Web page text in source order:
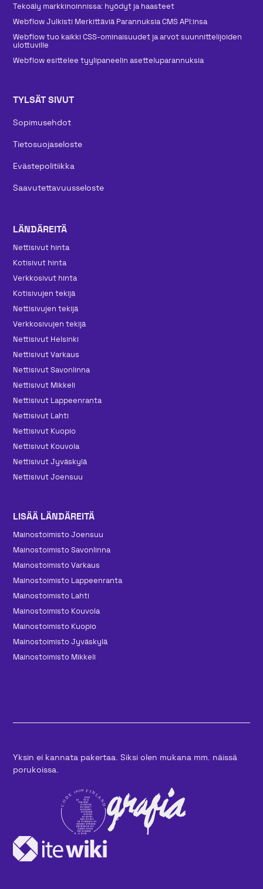
Tekoäly markkinoinnissa: hyödyt ja haasteet
Webflow Julkisti Merkittäviä Parannuksia CMS API:insa
Webflow tuo kaikki CSS-ominaisuudet ja arvot suunnittelijoiden
ulottuville
Webflow esittelee tyylipaneelin asetteluparannuksia
TYLSÄT SIVUT
Sopimusehdot
Tietosuojaseloste
Evästepolitiikka
Saavutettavuusseloste
LÄNDÄREITÄ
Nettisivut hinta
Kotisivut hinta
Verkkosivut hinta
Kotisivujen tekijä
Nettisivujen tekijä
Verkkosivujen tekijä
Nettisivut Helsinki
Nettisivut Varkaus
Nettisivut Savonlinna
Nettisivut Mikkeli
Nettisivut Lappeenranta
Nettisivut Lahti
Nettisivut Kuopio
Nettisivut Kouvola
Nettisivut Jyväskylä
Nettisivut Joensuu
LISÄÄ LÄNDÄREITÄ
Mainos­toimisto Joensuu
Mainos­toimisto Savonlinna
Mainos­toimisto Varkaus
Mainos­toimisto Lappeenranta
Mainos­toimisto Lahti
Mainos­toimisto Kouvola
Mainos­toimisto Kuopio
Mainos­toimisto Jyväskylä
Mainos­toimisto Mikkeli
Yksin ei kannata pakertaa. Siksi olen mukana mm. näissä
porukoissa.